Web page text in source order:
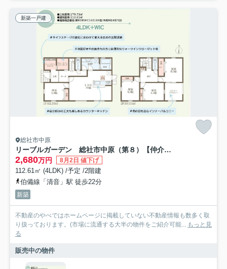
新築一戸建
総社市中原
リーブルガーデン 総社市中原（第８）【仲介手数料無料】
2,680万円 8月2日 値下げ
112.61㎡ (4LDK) /予定 /2階建
伯備線「清音」駅 徒歩22分
新築
不動産のやべではホームページに掲載していない不動産情報も数多く取
り扱っております。(市場に流通する大半の物件をご紹介可能... もっと見
る
販売中の物件